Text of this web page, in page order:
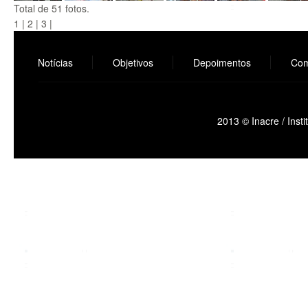
Total de 51 fotos.
1 | 2 | 3 |
Notícias Objetivos Depoimentos
2013 © Inacre /